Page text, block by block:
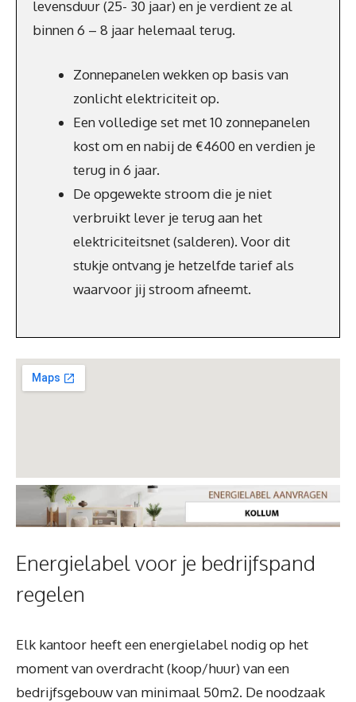
levensduur (25- 30 jaar) en je verdient ze al
binnen 6 – 8 jaar helemaal terug.
Zonnepanelen wekken op basis van
zonlicht elektriciteit op.
Een volledige set met 10 zonnepanelen
kost om en nabij de €4600 en verdien je
terug in 6 jaar.
De opgewekte stroom die je niet
verbruikt lever je terug aan het
elektriciteitsnet (salderen). Voor dit
stukje ontvang je hetzelfde tarief als
waarvoor jij stroom afneemt.
Energielabel voor je bedrijfspand
regelen
Elk kantoor heeft een energielabel nodig op het
moment van overdracht (koop/huur) van een
bedrijfsgebouw van minimaal 50m2. De noodzaak